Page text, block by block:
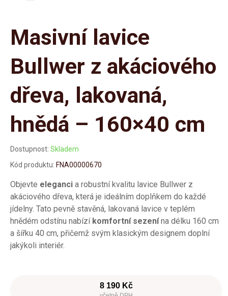
Masivní lavice
Bullwer z akáciového
dřeva, lakovaná,
hnědá – 160×40 cm
Dostupnost: Skladem
Kód produktu: FNA00000670
Objevte eleganci a robustní kvalitu lavice Bullwer z
akáciového dřeva, která je ideálním doplňkem do každé
jídelny. Tato pevně stavěná, lakovaná lavice v teplém
hnědém odstínu nabízí komfortní sezenína délku 160 cm
a šířku 40 cm, přičemž svým klasickým designem doplní
jakýkoli interiér.
8 190 Kč